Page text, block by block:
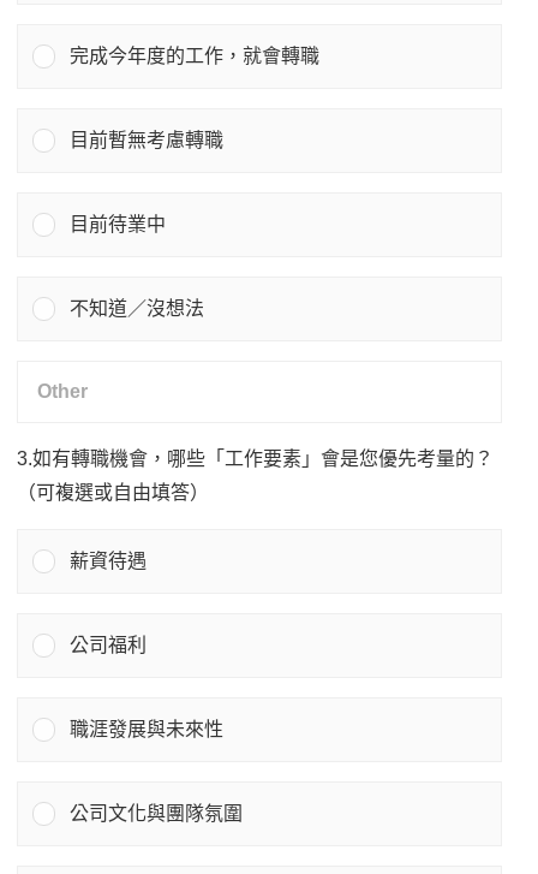
完成今年度的工作，就會轉職
目前暫無考慮轉職
目前待業中
不知道／沒想法
3.如有轉職機會，哪些「工作要素」會是您優先考量的？
（可複選或自由填答）
薪資待遇
公司福利
職涯發展與未來性
公司文化與團隊氛圍